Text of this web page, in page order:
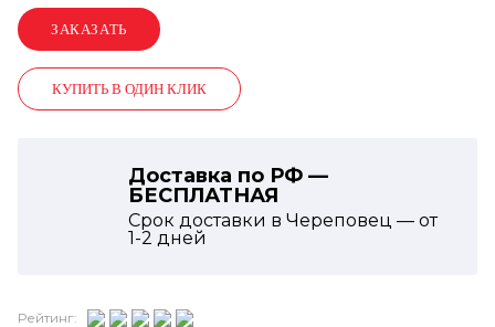
КУПИТЬ В ОДИН КЛИК
Доставка по РФ —
БЕСПЛАТНАЯ
Срок доставки в Череповец — от
1-2 дней
Рейтинг: